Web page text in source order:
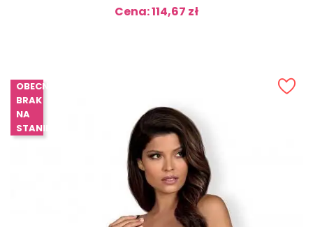
Cena: 114,67 zł
OBECNIE
BRAK
NA
STANIE